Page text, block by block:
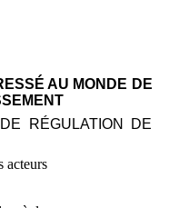
AU MONDE DE
RÉGULATION DE
acteurs